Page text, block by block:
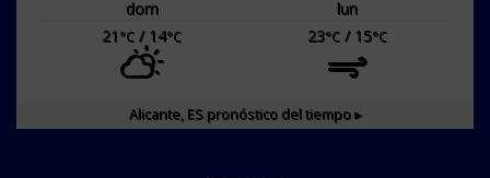
dom
lun
21°C / 14°C 23°C / 15°C
Alicante, ESpronóstico del tiempo ▸